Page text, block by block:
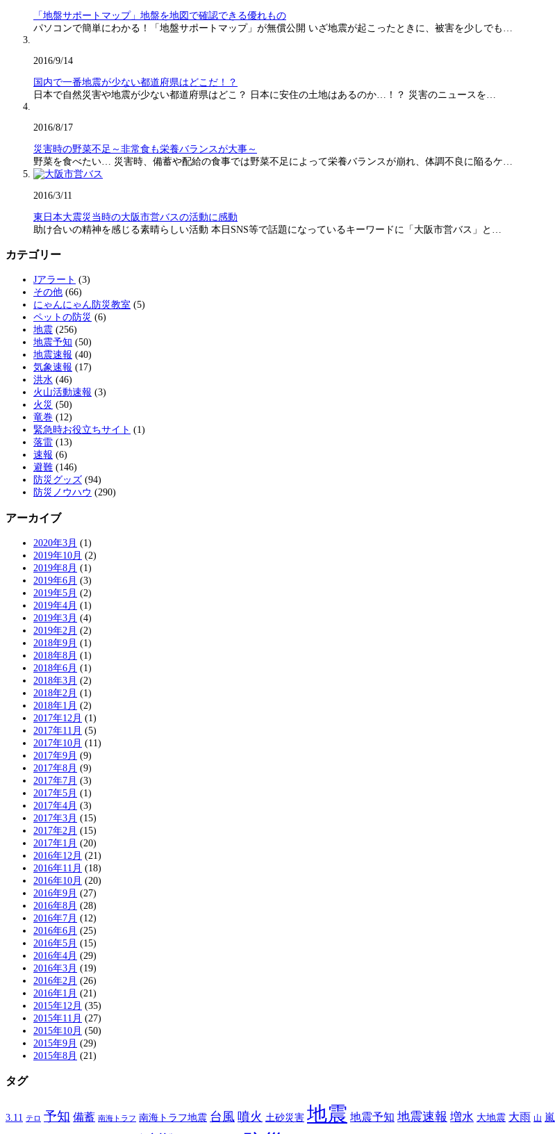
「地盤サポートマップ」地盤を地図で確認できる優れもの
パソコンで簡単にわかる！「地盤サポートマップ」が無償公開 いざ地震が起こったときに、被害を少しでも…
2016/9/14
国内で一番地震が少ない都道府県はどこだ！？
日本で自然災害や地震が少ない都道府県はどこ？ 日本に安住の土地はあるのか…！？ 災害のニュースを…
2016/8/17
災害時の野菜不足～非常食も栄養バランスが大事～
野菜を食べたい… 災害時、備蓄や配給の食事では野菜不足によって栄養バランスが崩れ、体調不良に陥るケ…
2016/3/11
東日本大震災当時の大阪市営バスの活動に感動
助け合いの精神を感じる素晴らしい活動 本日SNS等で話題になっているキーワードに「大阪市営バス」と…
カテゴリー
Jアラート (3)
その他 (66)
にゃんにゃん防災教室 (5)
ペットの防災 (6)
地震 (256)
地震予知 (50)
地震速報 (40)
気象速報 (17)
洪水 (46)
火山活動速報 (3)
火災 (50)
竜巻 (12)
緊急時お役立ちサイト (1)
落雷 (13)
速報 (6)
避難 (146)
防災グッズ (94)
防災ノウハウ (290)
アーカイブ
2020年3月 (1)
2019年10月 (2)
2019年8月 (1)
2019年6月 (3)
2019年5月 (2)
2019年4月 (1)
2019年3月 (4)
2019年2月 (2)
2018年9月 (1)
2018年8月 (1)
2018年6月 (1)
2018年3月 (2)
2018年2月 (1)
2018年1月 (2)
2017年12月 (1)
2017年11月 (5)
2017年10月 (11)
2017年9月 (9)
2017年8月 (9)
2017年7月 (3)
2017年5月 (1)
2017年4月 (3)
2017年3月 (15)
2017年2月 (15)
2017年1月 (20)
2016年12月 (21)
2016年11月 (18)
2016年10月 (20)
2016年9月 (27)
2016年8月 (28)
2016年7月 (12)
2016年6月 (25)
2016年5月 (15)
2016年4月 (29)
2016年3月 (19)
2016年2月 (26)
2016年1月 (21)
2015年12月 (35)
2015年11月 (27)
2015年10月 (50)
2015年9月 (29)
2015年8月 (21)
タグ
3.11 テロ 予知 備蓄 南海トラフ 南海トラフ地震 台風 噴火 土砂災害 地震 地震予知 地震速報 増水 大地震 大雨 山 嵐